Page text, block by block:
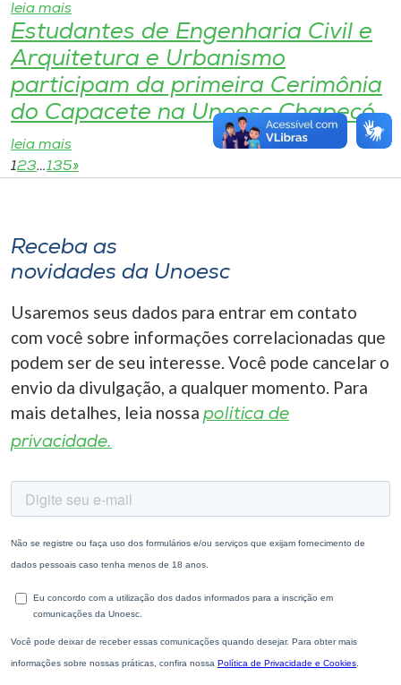
leia mais
Estudantes de Engenharia Civil e
Arquitetura e Urbanismo
participam da primeira Cerimônia
do Capacete na Unoesc Chapecó
leia mais
123…135»
Receba as
novidades da Unoesc
Usaremos seus dados para entrar em contato
com você sobre informações correlacionadas que
podem ser de seu interesse. Você pode cancelar o
envio da divulgação, a qualquer momento. Para
mais detalhes, leia nossa política de
privacidade.